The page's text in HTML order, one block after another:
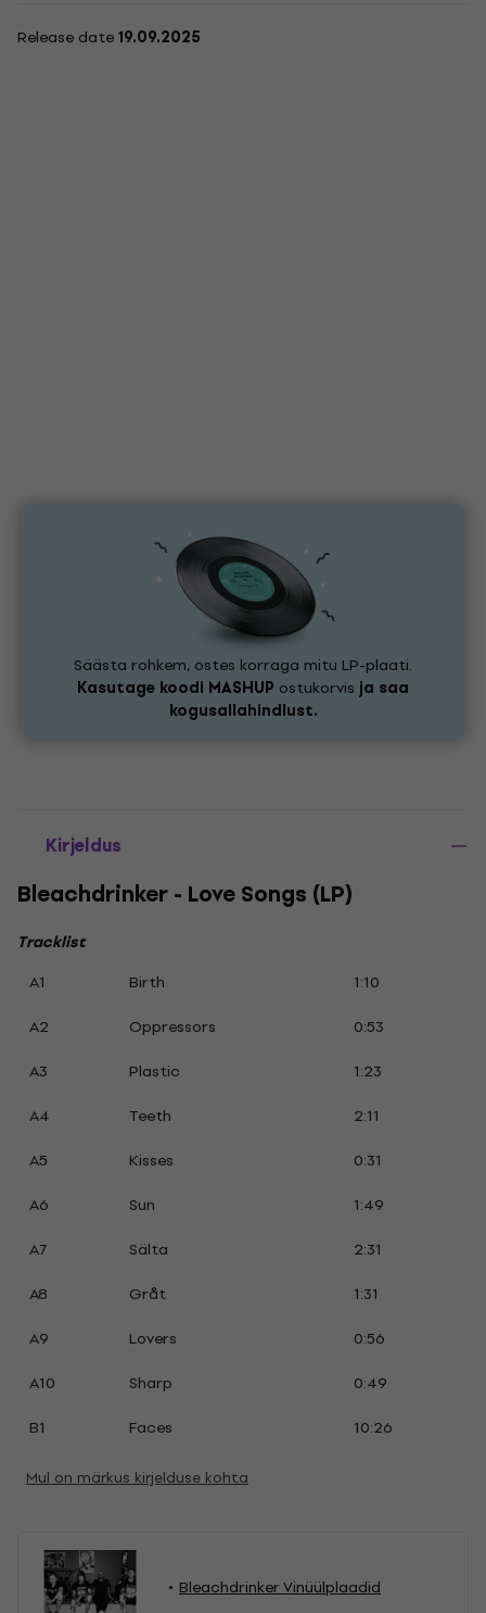
Release date19.09.2025
Säästa rohkem, ostes korraga mitu LP-plaati.
Kasutage koodi MASHUP ostukorvis ja saa
kogusallahindlust.
Kirjeldus
Bleachdrinker - Love Songs (LP)
Tracklist
A1
Birth
1:10
A2
Oppressors
0:53
A3
Plastic
1:23
A4
Teeth
2:11
A5
Kisses
0:31
A6
Sun
1:49
A7
Sälta
2:31
A8
Gråt
1:31
A9
Lovers
0:56
A10
Sharp
0:49
B1
Faces 10:26
Mul on märkus kirjelduse kohta
Bleachdrinker Vinüülplaadid